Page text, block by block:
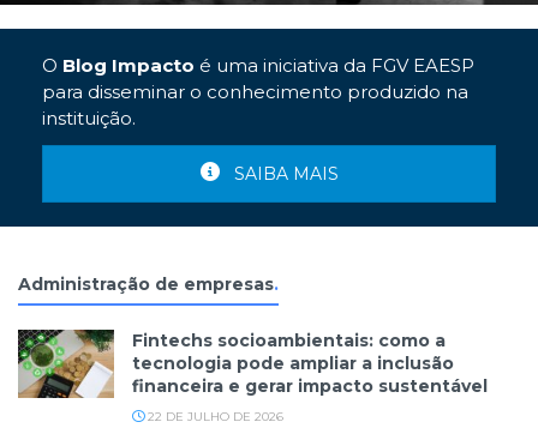
O Blog Impacto é uma iniciativa da FGV EAESP
para disseminar o conhecimento produzido na
instituição.
SAIBA MAIS
Administração de empresas.
Fintechs socioambientais: como a
tecnologia pode ampliar a inclusão
financeira e gerar impacto sustentável
22 DE JULHO DE 2026